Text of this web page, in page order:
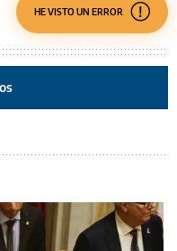
HE VISTO UN ERROR